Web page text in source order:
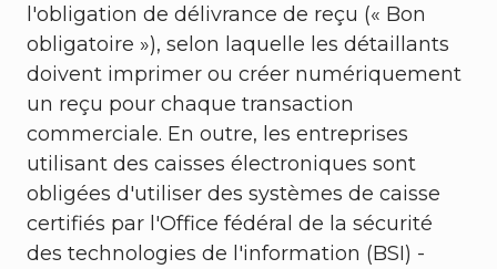
l'obligation de délivrance de reçu (« Bon
obligatoire »), selon laquelle les détaillants
doivent imprimer ou créer numériquement
un reçu pour chaque transaction
commerciale. En outre, les entreprises
utilisant des caisses électroniques sont
obligées d'utiliser des systèmes de caisse
certifiés par l'Office fédéral de la sécurité
des technologies de l'information (BSI) -